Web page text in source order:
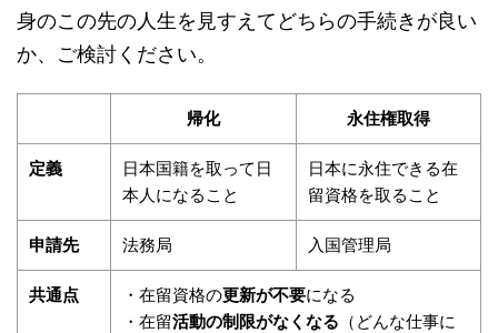
身のこの先の人生を見すえてどちらの手続きが良い
か、ご検討ください。
帰化 永住権取得
定義
日本国籍を取って日
本人になること
日本に永住できる在
留資格を取ること
申請先 法務局 入国管理局
共通点 ・在留資格の更新が不要になる
・在留活動の制限がなくなる （どんな仕事に